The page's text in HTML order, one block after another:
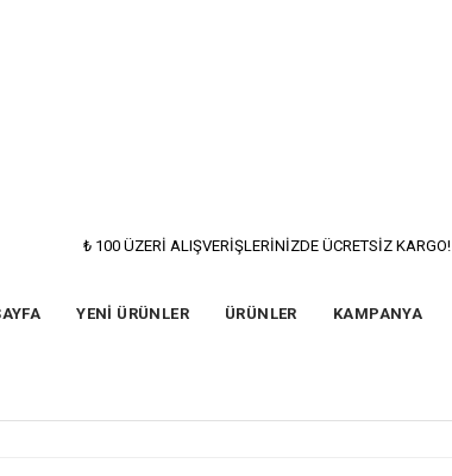
₺ 100 ÜZERİ ALIŞVERİŞLERİNİZDE ÜCRETSİZ KARGO!
YENİ ÜRÜNLER ÜRÜNLER KAMPANYA